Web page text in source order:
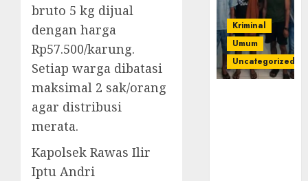
bruto 5 kg dijual
dengan harga
Rp57.500/karung.
Setiap warga dibatasi
maksimal 2 sak/orang
agar distribusi
merata.
Kapolsek Rawas Ilir
Iptu Andri
Kriminal
Umum
Uncategorized